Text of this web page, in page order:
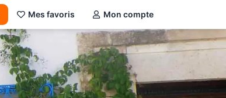
Mes favoris Mon compte